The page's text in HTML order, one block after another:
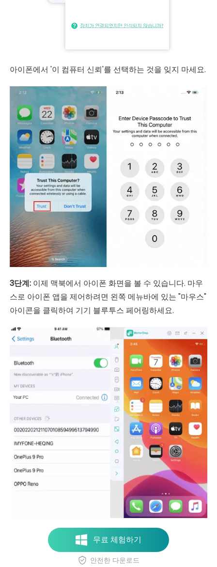
아이폰에서 '이 컴퓨터 신뢰'를 선택하는 것을 잊지 마세요.
3단계: 이제 맥북에서 아이폰 화면을 볼 수 있습니다. 마우
스로 아이폰 앱을 제어하려면 왼쪽 메뉴바에 있는 "마우스"
아이콘을 클릭하여 기기 블루투스 페어링하세요.
무료 체험하기
안전한 다운로드